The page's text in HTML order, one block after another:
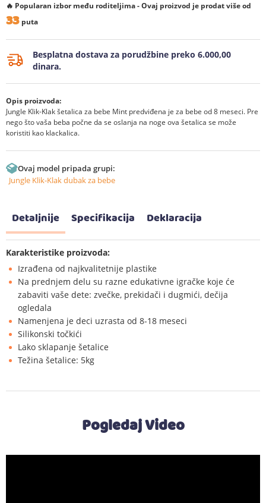
🔥 Popularan izbor među roditeljima - Ovaj proizvod je prodat više od
33 puta
Besplatna dostava za porudžbine preko 6.000,00
dinara.
Opis proizvoda:
Jungle Klik-Klak šetalica za bebe Mint predviđena je za bebe od 8 meseci. Pre
nego što vaša beba počne da se oslanja na noge ova šetalica se može
koristiti kao klackalica.
Ovaj model pripada grupi:
Jungle Klik-Klak dubak za bebe
Detaljnije Specifikacija Deklaracija
Karakteristike proizvoda:
Izrađena od najkvalitetnije plastike
Na prednjem delu su razne edukativne igračke koje će
zabaviti vaše dete: zvečke, prekidači i dugmići, dečija
ogledala
Namenjena je deci uzrasta od 8-18 meseci
Silikonski točkići
Lako sklapanje šetalice
Težina šetalice: 5kg
Pogledaj Video